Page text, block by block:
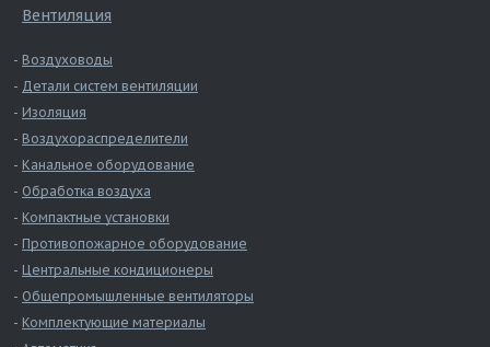
Вентиляция
Воздуховоды
Детали систем вентиляции
Изоляция
Воздухораспределители
Канальное оборудование
Обработка воздуха
Компактные установки
Противопожарное оборудование
Центральные кондиционеры
Общепромышленные вентиляторы
Комплектующие материалы